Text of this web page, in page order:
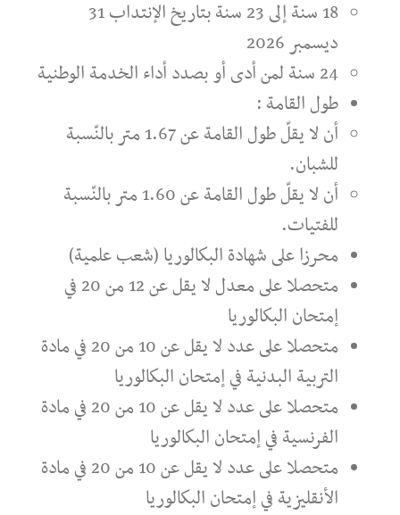
18 سنة إلى 23 سنة بتاريخ الإنتداب 31
ديسمبر 2026
24 سنة لمن أدى أو بصدد أداء الخدمة الوطنية
طول القامة :
أن لا يقلّ طول القامة عن 1.67 متر بالنّسبة
للشبان.
أن لا يقلّ طول القامة عن 1.60 متر بالنّسبة
للفتيات.
محرزا على شهادة البكالوريا (شعب علمية)
متحصلا على معدل لا يقل عن 12 من 20 في
إمتحان البكالوريا
متحصلا على عدد لا يقل عن 10 من 20 في مادة
التربية البدنية في إمتحان البكالوريا
متحصلا على عدد لا يقل عن 10 من 20 في مادة
الفرنسية في إمتحان البكالوريا
متحصلا على عدد لا يقل عن 10 من 20 في مادة
الأنقليزية في إمتحان البكالوريا